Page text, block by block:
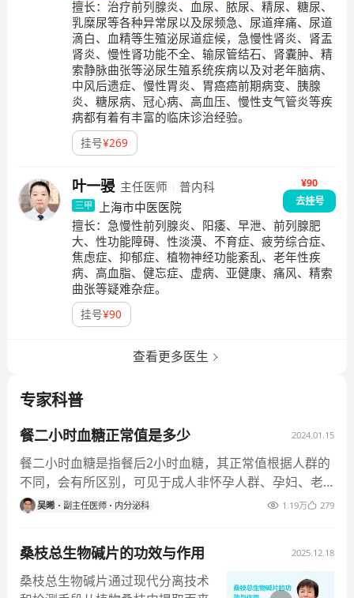
擅长：治疗前列腺炎、血尿、脓尿、精尿、糖尿、
乳糜尿等各种异常尿以及尿频急、尿道痒痛、尿道
滴白、血精等生殖泌尿道症候，急慢性肾炎、肾盂
肾炎、慢性肾功能不全、输尿管结石、肾囊肿、精
索静脉曲张等泌尿生殖系统疾病以及对老年脑病、
中风后遗症、慢性胃炎、胃癌癌前期病变、胰腺
炎、糖尿病、冠心病、高血压、慢性支气管炎等疾
病都有着有丰富的临床诊治经验。
挂号¥269
叶一骎 主任医师 普内科
三甲 上海市中医医院
¥90
去挂号
擅长： 急慢性前列腺炎、阳痿、早泄、前列腺肥
大、性功能障碍、性淡漠、不育症、疲劳综合症、
焦虑症、抑郁症、植物神经功能紊乱、老年性疾
病、高血脂、健忘症、虚病、亚健康、痛风、精索
曲张等疑难杂症。
挂号¥90
查看更多医生
专家科普
餐二小时血糖正常值是多少 2024.01.15
餐二小时血糖是指餐后2小时血糖，其正常值根据人群的
不同，会有所区别，可见于成人非怀孕人群、孕妇、老
年人，以及糖尿病患者。 1、成人非怀孕人群：空腹血糖
L，餐后1小时血糖正常值＜10.0mmol/L，餐后2小时血
糖正常值＜8.5mmol/L。 3、老年人：空腹血糖正常值为
吴晞 副主任医师 内分泌科 1.19万 279
桑枝总生物碱片的功效与作用 2025.12.18
桑枝总生物碱片通过现代分离技术